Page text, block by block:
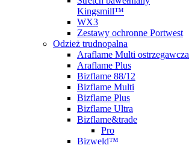
Kingsmill™
WX3
Zestawy ochronne Portwest
Odzież trudnopalna
Araflame Multi ostrzegawcza
Araflame Plus
Bizflame 88/12
Bizflame Multi
Bizflame Plus
Bizflame Ultra
Bizflame&trade
Pro
Bizweld™